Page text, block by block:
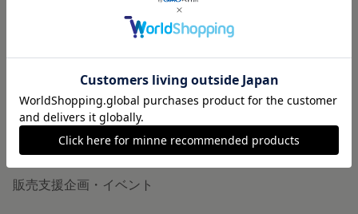
ヴィンテージ販売
ダウンロード販売
minne PLUS
minne LAB
販売支援企画・イベント